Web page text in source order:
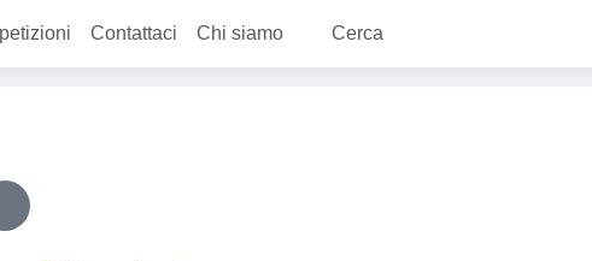
Contattaci Chi siamo Cerca